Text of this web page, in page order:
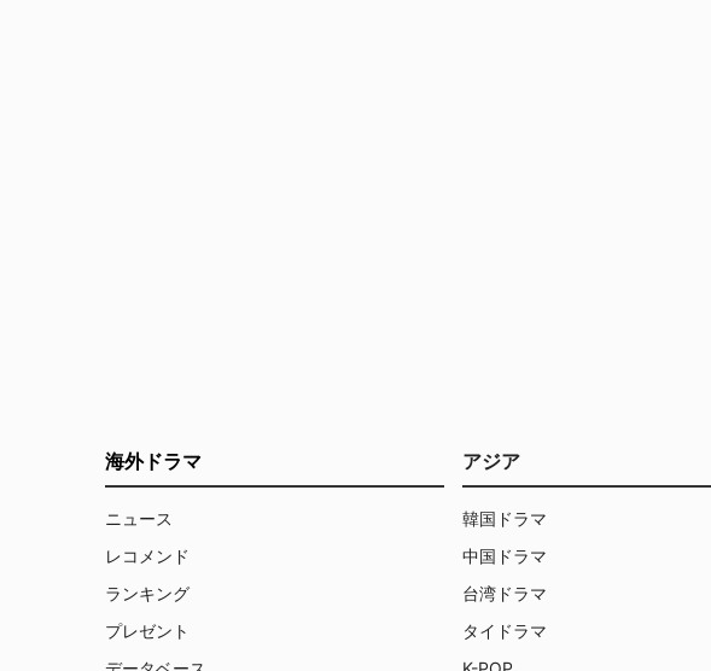
海外ドラマ
ニュース
レコメンド
ランキング
プレゼント
アジア
韓国ドラマ
中国ドラマ
台湾ドラマ
タイドラマ